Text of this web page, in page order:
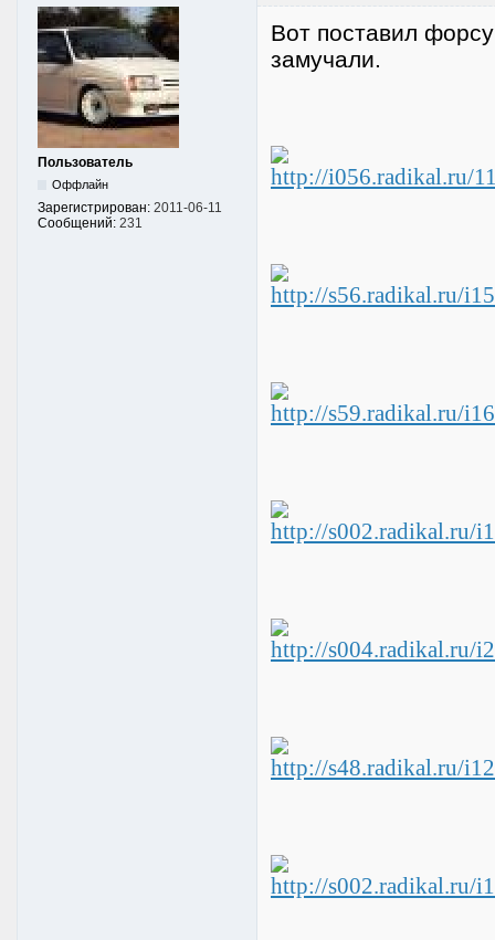
Пользователь
Оффлайн
Зарегистрирован: 2011-06-11
Сообщений: 231
Вот поставил
замучали.